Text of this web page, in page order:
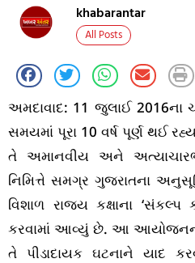
khabarantar
All Posts
અમદાવાદ: 11 જુલાઈ 2016ના
સમયમાં પૂરા 10 વર્ષ પૂર્ણ થઈ
તે અમાનવીય અને
નિમિત્તે સમગ્ર ગુજરાતના
વિશાળ રાજ્ય કક્ષાના
કરવામાં આવ્યું છે. આ
તે પીડાદાયક ઘટનાને યાદ